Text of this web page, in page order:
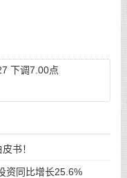
下调7.00点
书！
资同比增长25.6%